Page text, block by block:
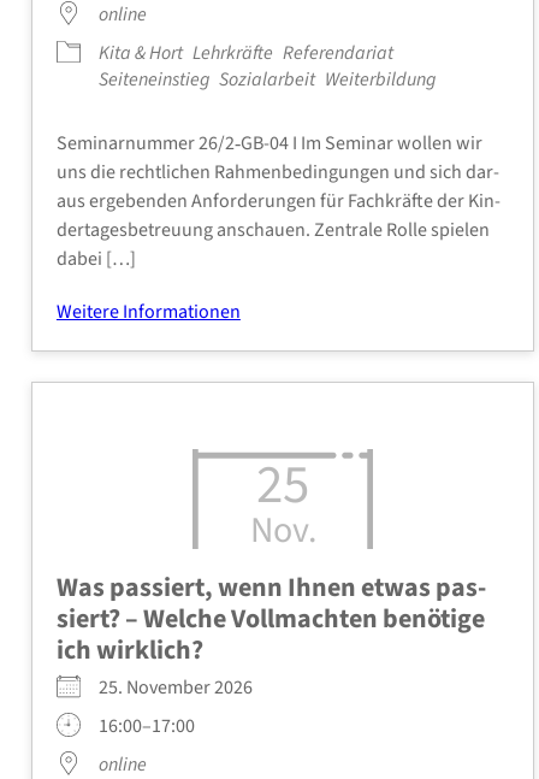
online
Kita & Hort Lehr­kräf­te Refe­ren­da­ri­at
Sei­ten­ein­stieg Sozi­al­ar­beit Wei­ter­bil­dung
Semi­nar­num­mer 26/2‑GB-04 I Im Semi­nar wol­len wir
uns die recht­li­chen Rah­men­be­din­gun­gen und sich dar­
aus erge­ben­den Anfor­de­run­gen für Fach­kräf­te der Kin­
der­ta­ges­be­treu­ung anschau­en. Zen­tra­le Rol­le spie­len
dabei […]
Wei­te­re Infor­ma­tio­nen
25
Nov.
Was pas­siert, wenn Ihnen etwas pas­
siert? – Wel­che Voll­mach­ten benö­ti­ge
ich wirk­lich?
25. Novem­ber 2026
16:00–17:00
online